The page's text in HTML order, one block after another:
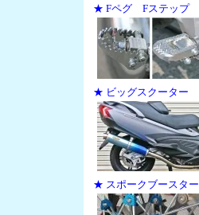
★ Fペグ Fステップ
★ ビッグスクーター
★ スポークブースター